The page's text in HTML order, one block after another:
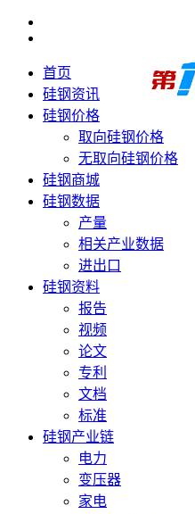
首页
硅钢资讯
硅钢价格
取向硅钢价格
无取向硅钢价格
硅钢商城
硅钢数据
产量
相关产业数据
进出口
硅钢资料
报告
视频
论文
专利
文档
标准
硅钢产业链
电力
变压器
家电